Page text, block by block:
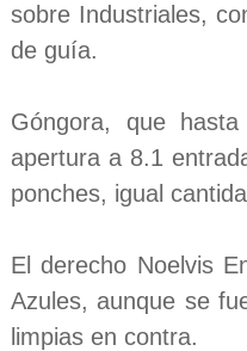
sobre Industriales,
de guía.
Góngora, que
apertura a 8.1
ponches, igual
El derecho Noelvis
Azules, aunque se
limpias en contra.